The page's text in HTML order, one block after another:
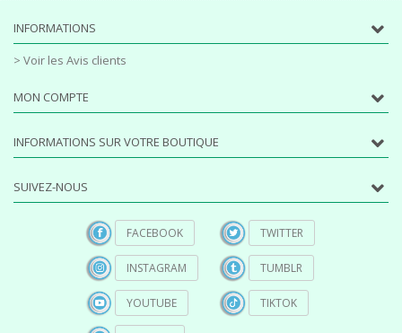
INFORMATIONS
> Voir les Avis clients
MON COMPTE
INFORMATIONS SUR VOTRE BOUTIQUE
SUIVEZ-NOUS
FACEBOOK
INSTAGRAM
YOUTUBE
TWITTER
TUMBLR
TIKTOK